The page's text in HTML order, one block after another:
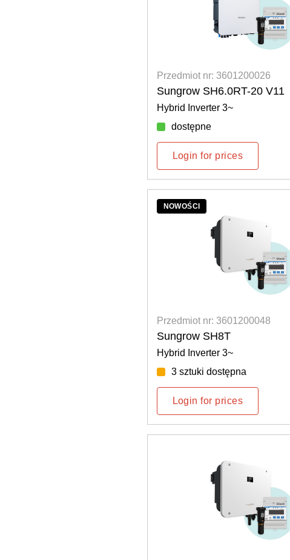
Przedmiot nr: 3601200026
Sungrow SH6.0RT-20 V11
Hybrid Inverter 3~
dostępne
Login for prices
NOWOŚCI
Przedmiot nr: 3601200048
Sungrow SH8T
Hybrid Inverter 3~
3 sztuki dostępna
Login for prices